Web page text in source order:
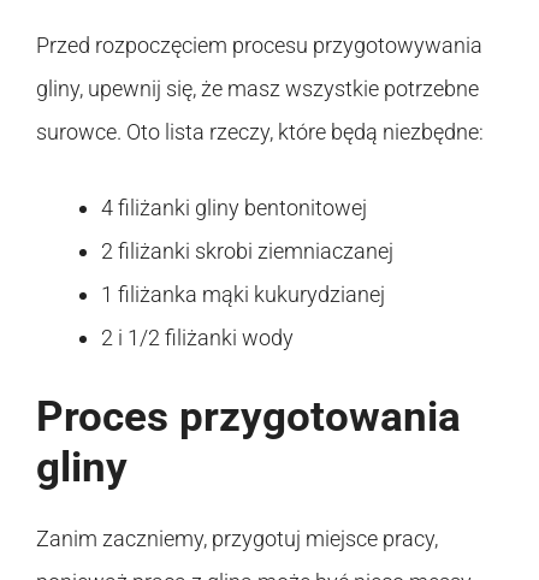
Przed rozpoczęciem procesu przygotowywania
gliny, upewnij się, że masz wszystkie potrzebne
surowce. Oto lista rzeczy, które będą niezbędne:
4 filiżanki gliny bentonitowej
2 filiżanki skrobi ziemniaczanej
1 filiżanka mąki kukurydzianej
2 i 1/2 filiżanki wody
Proces przygotowania
gliny
Zanim zaczniemy, przygotuj miejsce pracy,